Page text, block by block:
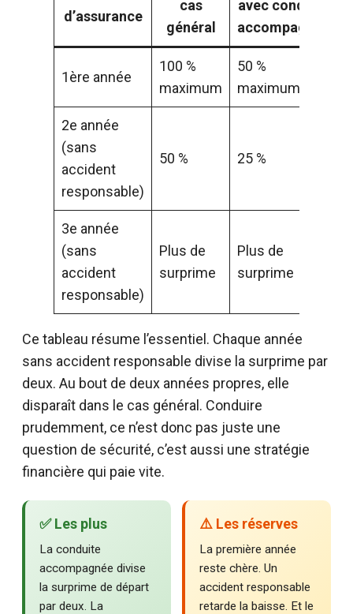
d’assurance
cas
général
avec conduite
accompagnée
1ère année
100 %
maximum
50 %
maximum
2e année
(sans
accident
responsable)
50 % 25 %
3e année
(sans
accident
responsable)
Plus de
surprime
Plus de
surprime
Ce tableau résume l’essentiel. Chaque année
sans accident responsable divise la surprime par
deux. Au bout de deux années propres, elle
disparaît dans le cas général. Conduire
prudemment, ce n’est donc pas juste une
question de sécurité, c’est aussi une stratégie
financière qui paie vite.
✅ Les plus
La conduite
accompagnée divise
la surprime de départ
par deux. La
⚠️ Les réserves
La première année
reste chère. Un
accident responsable
retarde la baisse. Et le